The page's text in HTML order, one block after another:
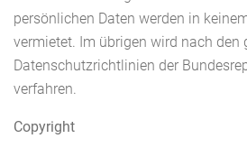
persönlichen Daten werden in
vermietet. Im übrigen wird nach den
Datenschutzrichtlinien der
verfahren.
Copyright